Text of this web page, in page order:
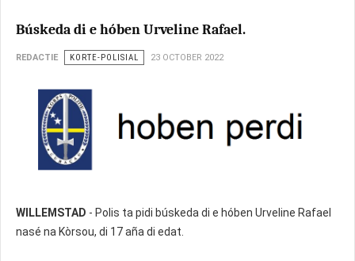
Búskeda di e hóben Urveline Rafael.
REDACTIE KORTE-POLISIAL 23 OCTOBER 2022
WILLEMSTAD - Polis ta pidi búskeda di e hóben Urveline Rafael
nasé na Kòrsou, di 17 aña di edat.